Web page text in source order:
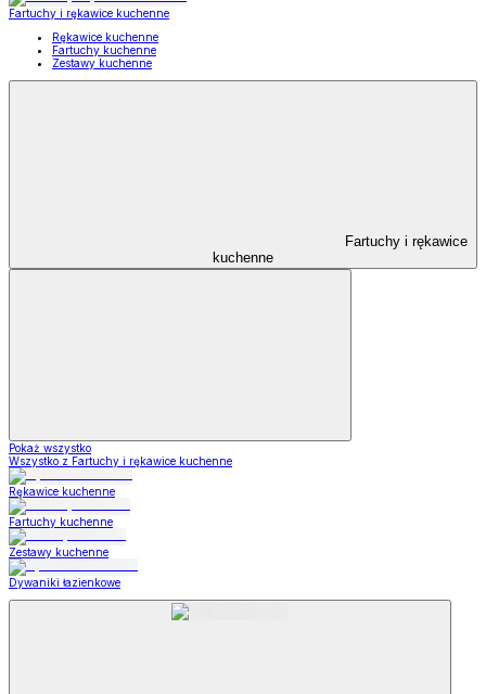
Fartuchy i rękawice kuchenne
Rękawice kuchenne
Fartuchy kuchenne
Zestawy kuchenne
Fartuchy i rękawice
kuchenne
Pokaż wszystko
Wszystko z Fartuchy i rękawice kuchenne
Rękawice kuchenne
Fartuchy kuchenne
Zestawy kuchenne
Dywaniki łazienkowe